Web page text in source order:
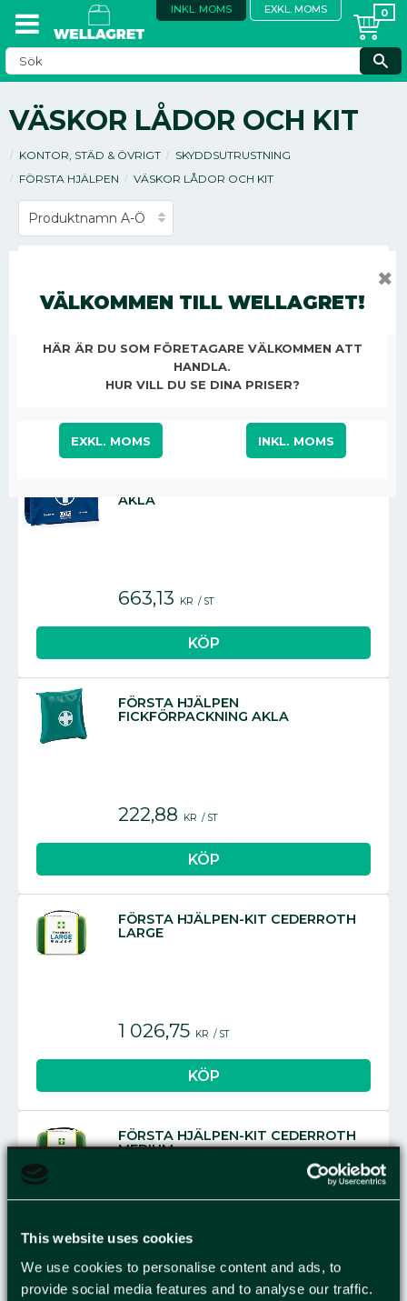
This website uses cookies
We use cookies to personalise content and ads, to
provide social media features and to analyse our traffic.
INKL. MOMS EXKL. MOMS
VÄSKOR LÅDOR OCH KIT
KONTOR, STÄD & ÖVRIGT
SKYDDSUTRUSTNING
FÖRSTA HJÄLPEN
VÄSKOR LÅDOR OCH KIT
613,75 KR /ST
AKLA
663,13 KR / ST
FÖRSTA HJÄLPEN
FICKFÖRPACKNING AKLA
222,88 KR / ST
FÖRSTA HJÄLPEN-KIT CEDERROTH
LARGE
1 026,75 KR / ST
FÖRSTA HJÄLPEN-KIT CEDERROTH
MEDIUM
612,25
VÄLKOMMEN TILL WELLAGRET!
HÄR ÄR DU SOM FÖRETAGARE VÄLKOMMEN ATT
HANDLA.
HUR VILL DU SE DINA PRISER?
EXKL. MOMS INKL. MOMS
✖